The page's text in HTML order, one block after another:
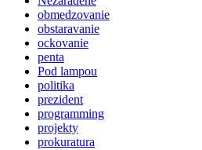
obmedzovanie
obstaravanie
ockovanie
penta
Pod lampou
politika
prezident
programming
projekty
prokuratura